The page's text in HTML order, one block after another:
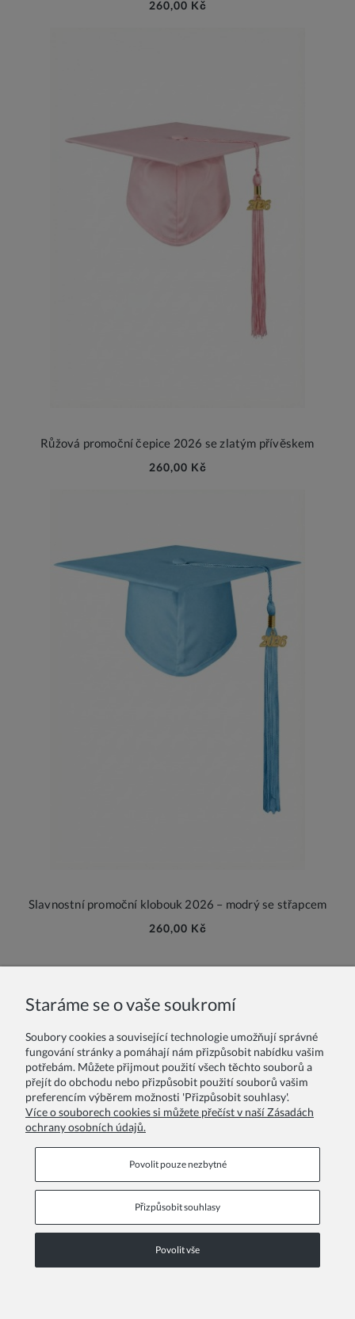
260,00 Kč
Růžová promoční čepice 2026 se zlatým přívěskem
260,00 Kč
Slavnostní promoční klobouk 2026 – modrý se střapcem
260,00 Kč
doplněk pro nezapomenutelné chvíle
– je symbolem úspěchu, radosti a nové životní etapy. Ať už vaše
dítě právě ukončuje první stupeň základní školy, devátou třídu,
střední školu nebo slaví úspěšné zakončení vysoké školy,
absolventská čepice pro děti a studenty je tím pravým prvkem,
který dodá celé události slavnostní nádech.
Staráme se o vaše soukromí
Soubory cookies a související technologie umožňují správné
fungování stránky a pomáhají nám přizpůsobit nabídku vašim
potřebám. Můžete přijmout použití všech těchto souborů a
přejít do obchodu nebo přizpůsobit použití souborů vašim
preferencím výběrem možnosti 'Přizpůsobit souhlasy'.
Více o souborech cookies si můžete přečíst v naší Zásadách
ochrany osobních údajů.
Povolit pouze nezbytné
Přizpůsobit souhlasy
Povolit vše